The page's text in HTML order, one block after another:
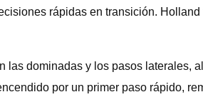
rápidas en transición.
dominadas y los pasos
por un primer paso rápido,